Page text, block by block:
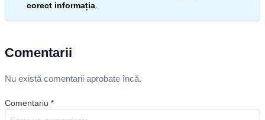
corect informația
Comentarii
Nu există comentarii aprobate încă.
Comentariu *